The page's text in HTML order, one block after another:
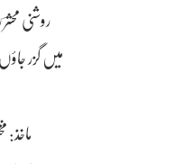
روشنی
میں گزر